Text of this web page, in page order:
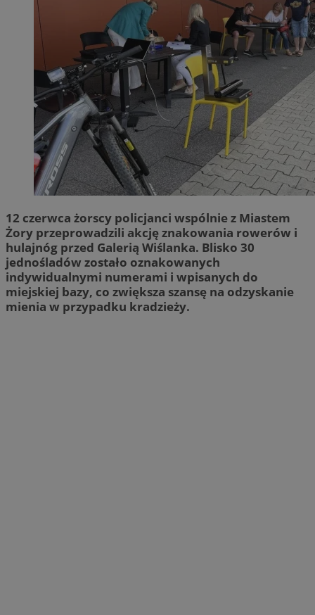
12 czerwca żorscy policjanci wspólnie z Miastem
Żory przeprowadzili akcję znakowania rowerów i
hulajnóg przed Galerią Wiślanka. Blisko 30
jednośladów zostało oznakowanych
indywidualnymi numerami i wpisanych do
miejskiej bazy, co zwiększa szansę na odzyskanie
mienia w przypadku kradzieży.